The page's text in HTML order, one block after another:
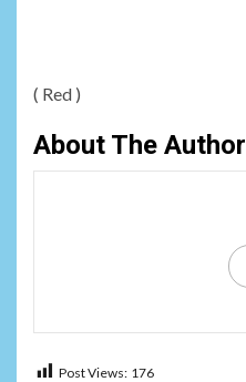
( Red )
About The Author
Post Views: 176